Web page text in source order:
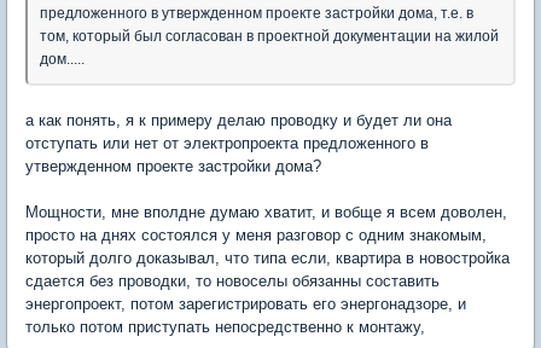
предложенного в утвержденном проекте застройки дома, т.е. в
том, который был согласован в проектной документации на жилой
дом.....
а как понять, я к примеру делаю проводку и будет ли она
отступать или нет от электропроекта предложенного в
утвержденном проекте застройки дома?
Мощности, мне вполдне думаю хватит, и вобще я всем доволен,
просто на днях состоялся у меня разговор с одним знакомым,
который долго доказывал, что типа если, квартира в новостройка
сдается без проводки, то новоселы обязанны составить
энергопроект, потом зарегистрировать его энергонадзоре, и
только потом приступать непосредственно к монтажу,